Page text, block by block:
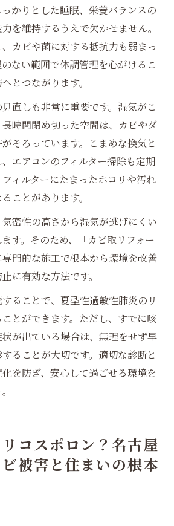
かりとした睡眠、栄養バランスの
を維持するうえで欠かせません。
カビや菌に対する抵抗力も弱まっ
ない範囲で体調管理を心がけるこ
とつながります。
直しも非常に重要です。湿気がこ
時間閉め切った空間は、カビやダ
そろっています。こまめな換気と
エアコンのフィルター掃除も定期
ィルターにたまったホコリや汚れ
ことがあります。
密性の高さから湿気が逃げにくい
す。そのため、「カビ取リフォー
門的な施工で根本から環境を改善
に有効な方法です。
ることで、夏型性過敏性肺炎のリ
とができます。ただし、すでに咳
が出ている場合は、無理をせず早
ることが大切です。適切な診断と
を防ぎ、安心して過ごせる環境を
コスポロン？名古屋
被害と住まいの根本